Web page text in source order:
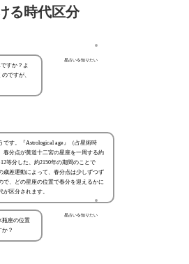
る時代区分
星占いを知りたい
すか？よ
ですが、
です。『Astrological age』（占星術時
春分点が黄道十二宮の星座を一周する約
12等分した、約2150年の期間のことで
歳差運動によって、春分点は少しずつず
で、どの星座の位置で春分を迎えるかに
が区分されます。
星占いを知りたい
瓶座の位置
か？